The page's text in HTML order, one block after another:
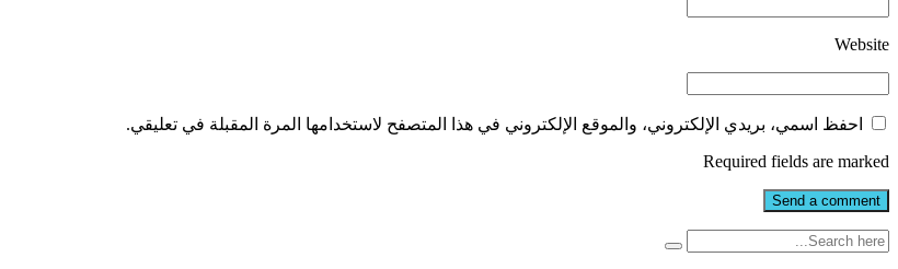
Website
احفظ اسمي، بريدي الإلكتروني، والموقع الإلكتروني في هذا المتصفح لاستخدامها المرة المقبلة في تعليقي.
Required fields are marked